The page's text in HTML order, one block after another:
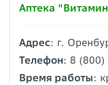
Аптека
Адрес: г.
Телефон: 8
Время работы: